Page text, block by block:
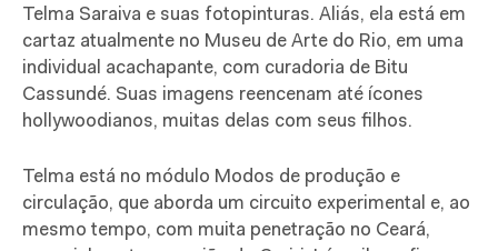
Telma Saraiva e suas fotopinturas. Aliás, ela está em
cartaz atualmente no Museu de Arte do Rio, em uma
individual acachapante, com curadoria de Bitu
Cassundé. Suas imagens reencenam até ícones
hollywoodianos, muitas delas com seus filhos.
Telma está no módulo Modos de produção e
circulação, que aborda um circuito experimental e, ao
mesmo tempo, com muita penetração no Ceará,